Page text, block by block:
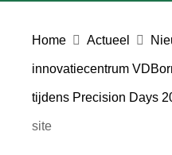
Home Actueel
innovatiecentrum
tijdens Precision Days
site